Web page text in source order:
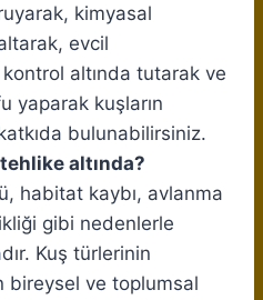
kimyasal
evcil
kontrol altında tutarak ve
yaparak kuşların
bulunabilirsiniz.
altında?
habitat kaybı, avlanma
gibi nedenlerle
Kuş türlerinin
bireysel ve toplumsal